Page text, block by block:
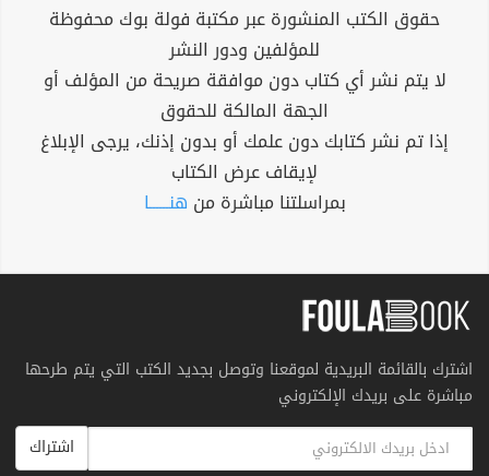
حقوق الكتب المنشورة عبر مكتبة فولة بوك محفوظة
للمؤلفين ودور النشر
لا يتم نشر أي كتاب دون موافقة صريحة من المؤلف أو
الجهة المالكة للحقوق
إذا تم نشر كتابك دون علمك أو بدون إذنك، يرجى الإبلاغ
لإيقاف عرض الكتاب
بمراسلتنا مباشرة من هنــــــا
اشترك بالقائمة البريدية لموقعنا وتوصل بجديد الكتب التي يتم طرحها
مباشرة على بريدك الإلكتروني
اشتراك